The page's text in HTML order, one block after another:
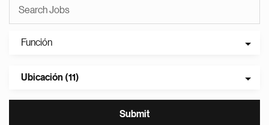
Función
Ubicación (11)